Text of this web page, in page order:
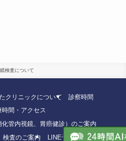
検査について
クリニックについて
診察時間
時間・アクセス
管内視鏡、胃癌健診）のご案内
検査のご案内
LINE予約 WEB予約